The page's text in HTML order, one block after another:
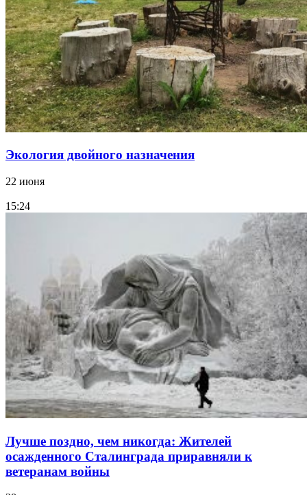
Экология двойного назначения
22 июня
15:24
Лучше поздно, чем никогда: Жителей
осажденного Сталинграда приравняли к
ветеранам войны